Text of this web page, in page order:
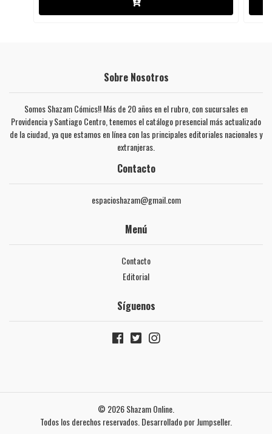
Sobre Nosotros
Somos Shazam Cómics!! Más de 20 años en el rubro, con sucursales en
Providencia y Santiago Centro, tenemos el catálogo presencial más actualizado
de la ciudad, ya que estamos en línea con las principales editoriales nacionales y
extranjeras.
Contacto
espacioshazam@gmail.com
Menú
Contacto
Editorial
Síguenos
© 2026 Shazam Online.
Todos los derechos reservados. Desarrollado por Jumpseller.